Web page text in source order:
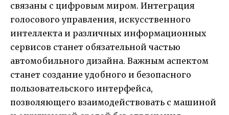
связаны с цифровым миром. Интеграция
голосового управления, искусственного
интеллекта и различных информационных
сервисов станет обязательной частью
автомобильного дизайна. Важным аспектом
станет создание удобного и безопасного
пользовательского интерфейса,
позволяющего взаимодействовать с машиной